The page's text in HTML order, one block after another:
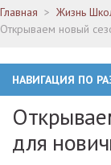
Главная
Жизнь
Открываем новый
НАВИГАЦИЯ ПО
для